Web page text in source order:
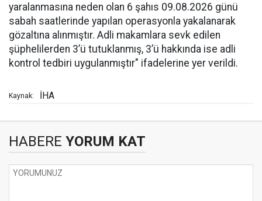
yaralanmasına neden olan 6 şahıs 09.08.2026 günü
sabah saatlerinde yapılan operasyonla yakalanarak
gözaltına alınmıştır. Adli makamlara sevk edilen
şüphelilerden 3’ü tutuklanmış, 3’ü hakkında ise adli
kontrol tedbiri uygulanmıştır" ifadelerine yer verildi.
Kaynak: İHA
HABERE YORUM KAT